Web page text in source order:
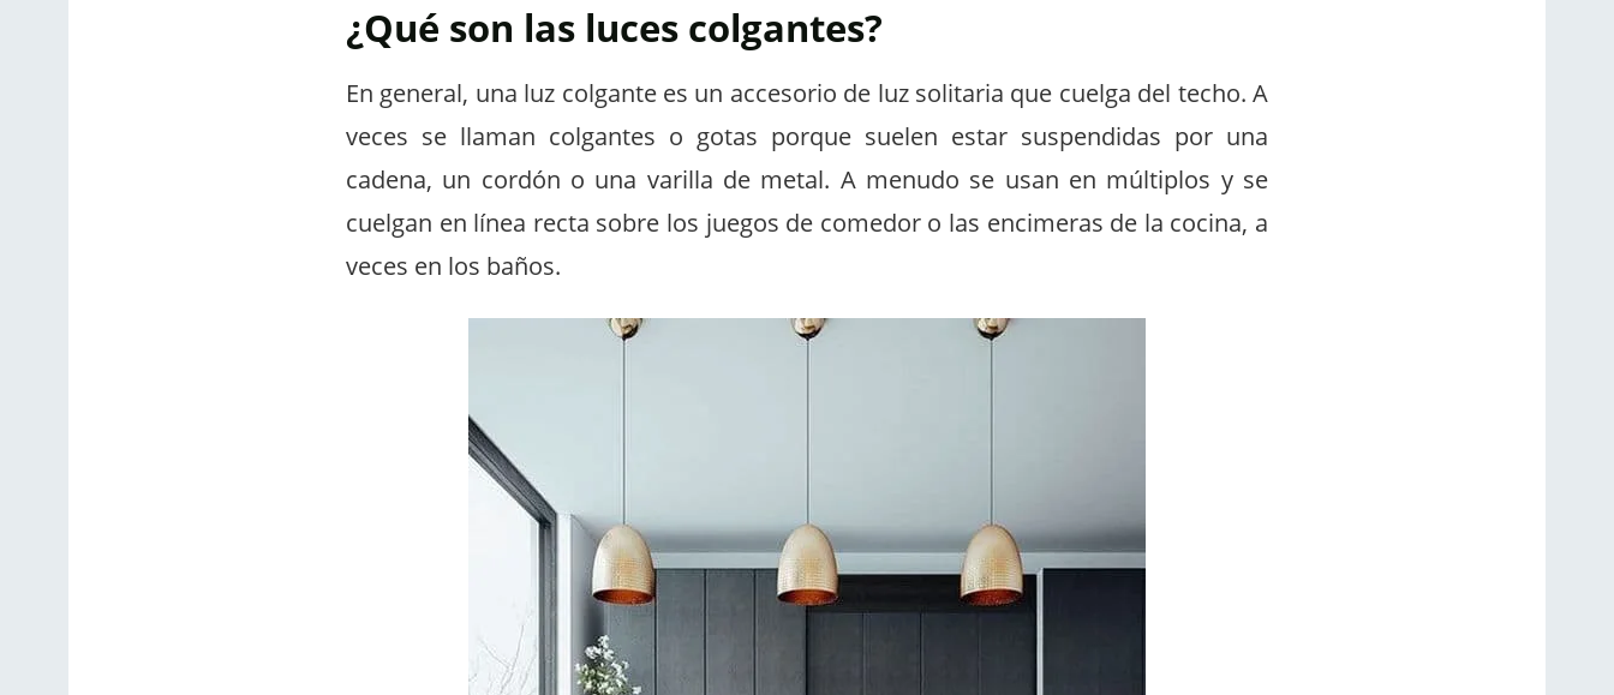
¿Qué son las luces colgantes?
En general, una luz colgante es un accesorio de luz solitaria que cuelga del techo. A
veces se llaman colgantes o gotas porque suelen estar suspendidas por una
cadena, un cordón o una varilla de metal. A menudo se usan en múltiplos y se
cuelgan en línea recta sobre los juegos de comedor o las encimeras de la cocina, a
veces en los baños.